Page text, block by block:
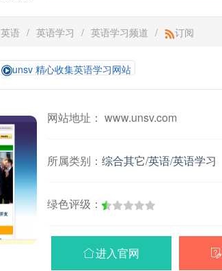
英语 / 英语学习 / 英语学习频道 / 订阅
unsv 精心收集英语学习网站
网站地址： www.unsv.com
所属类别： 综合其它/英语/英语学习
绿色评级：
进入官网 